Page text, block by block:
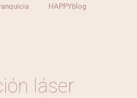
HAPPYblog
láser